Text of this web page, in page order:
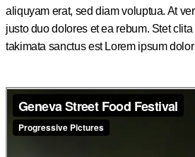
aliquyam erat, sed diam voluptua. At
justo duo dolores et ea rebum. Stet
takimata sanctus est Lorem ipsum